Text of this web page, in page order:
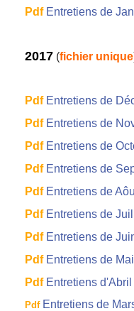
Pdf Entretiens de
2017 (fichier unique
Pdf Entretiens de
Pdf Entretiens de
Pdf Entretiens de
Pdf Entretiens de
Pdf Entretiens de
Pdf Entretiens de
Pdf Entretiens de
Pdf Entretiens de
Pdf Entretiens d'Abril
Pdf Entretiens de